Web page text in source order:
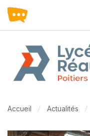
Accueil Actualités